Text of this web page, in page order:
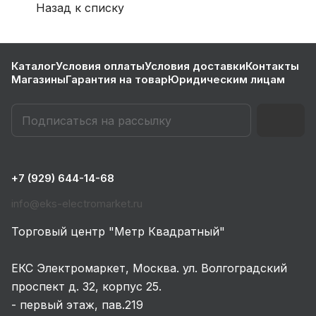
Назад к списку
КаталогУсловия оплатыУсловия доставкиКонтакты
МагазиныГарантия на товарЮридическим лицам
+7 (929) 644-14-68
info@eks-electromarket.ru
Торговый центр "Метр Квадратный"
ЕКС Электромаркет, Москва. ул. Волгоградский
проспект д. 32, корпус 25.
- первый этаж, пав.219